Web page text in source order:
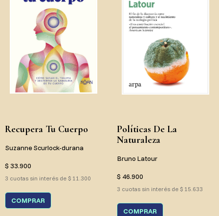
Recupera Tu Cuerpo
Suzanne Scurlock-durana
$ 33.900
3 cuotas sin interés de $ 11.300
COMPRAR
Políticas De La
Naturaleza
Bruno Latour
$ 46.900
3 cuotas sin interés de $ 15.633
COMPRAR